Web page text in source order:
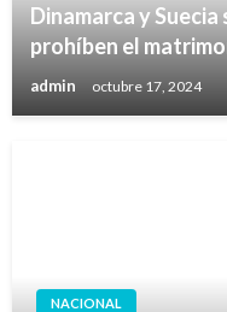
Dinamarca y
prohíben el
admin octubre 17, 2024
NACIONAL